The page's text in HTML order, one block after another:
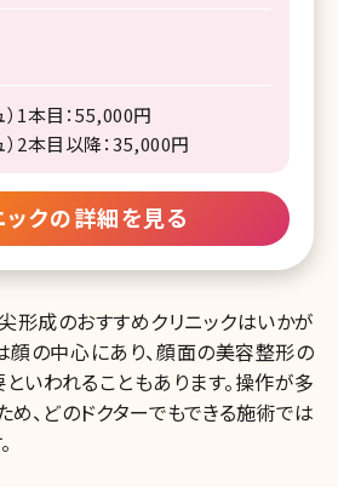
）1本目：55,000円
）2本目以降：35,000円
ックの詳細を見る
成のおすすめクリニックはいかが
顔の中心にあり、顔面の美容整形の
いわれることもあります。操作が多
め、どのドクターでもできる施術では